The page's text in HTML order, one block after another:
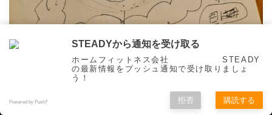
STEADYから通知を受け取る
ホームフィットネス会社 STEADY
の最新情報をプッシュ通知で受け取りましょ
う！
Powered by Push7 拒否 購読する